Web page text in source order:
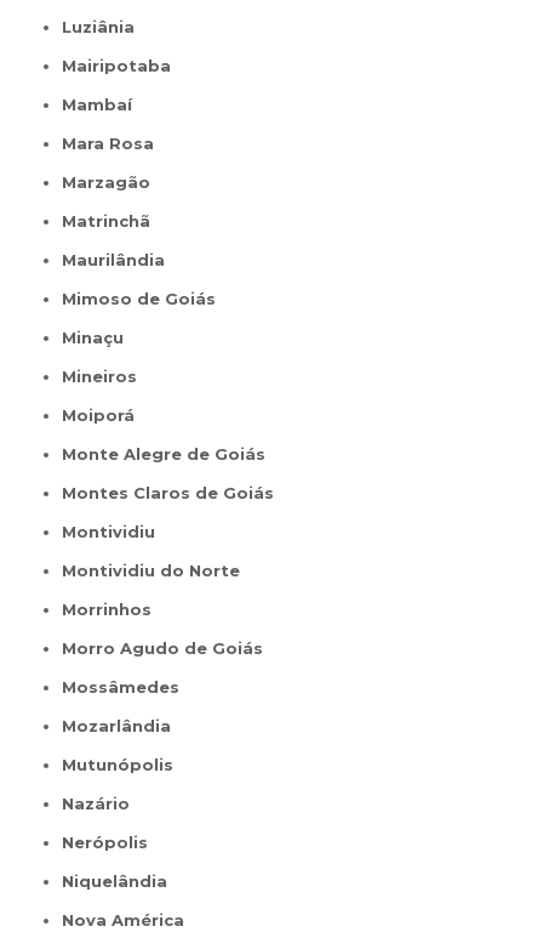
Luziânia
Mairipotaba
Mambaí
Mara Rosa
Marzagão
Matrinchã
Maurilândia
Mimoso de Goiás
Minaçu
Mineiros
Moiporá
Monte Alegre de Goiás
Montes Claros de Goiás
Montividiu
Montividiu do Norte
Morrinhos
Morro Agudo de Goiás
Mossâmedes
Mozarlândia
Mutunópolis
Nazário
Nerópolis
Niquelândia
Nova América